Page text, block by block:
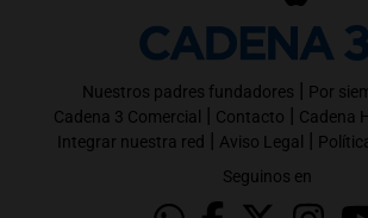
Nuestros padres fundadores | Por
Cadena 3 Comercial | Contacto | Cadena
Integrar nuestra red | Aviso Legal |
Seguinos en